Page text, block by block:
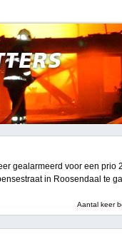
gealarmeerd voor een prio
in Roosendaal te
Aantal keer